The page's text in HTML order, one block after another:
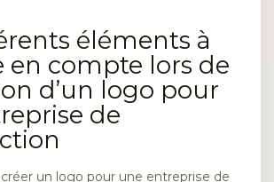
éléments à
en compte lors de
d’un logo pour
de
un logo pour une entreprise de